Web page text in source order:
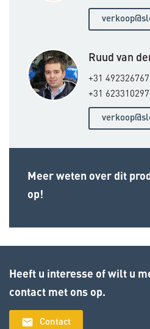
Meer weten over dit
op!
Ruud van
+31 492326767
+31 623310297
Heeft u interesse of wilt u
contact met ons op.
email Contact